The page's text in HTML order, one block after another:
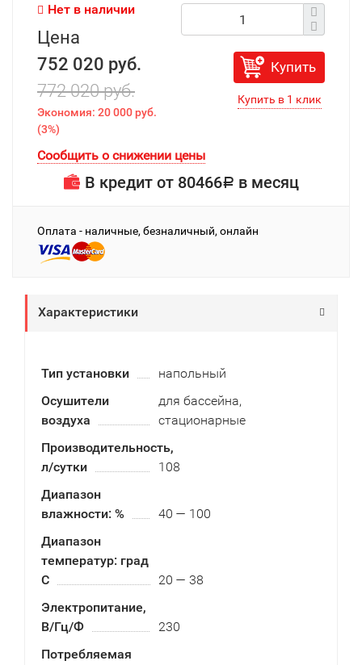
Нет в наличии
Цена
752 020 руб.
772 020 руб.
Экономия: 20 000 руб.
(3%)
Купить
Сообщить о снижении цены
В кредит от 80466Р в месяц
Оплата - наличные, безналичный, онлайн
Характеристики
Тип установки
напольный
Осушители
воздуха
для бассейна,
стационарные
Производительность,
л/сутки
108
Диапазон
влажности: %
40 — 100
Диапазон
температур: град
С
20 — 38
Электропитание,
В/Гц/Ф
230
Потребляемая